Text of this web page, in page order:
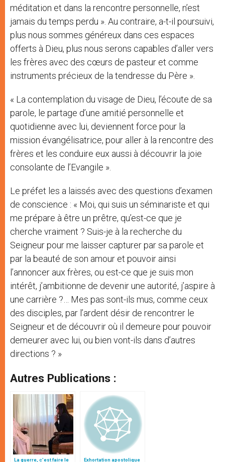
méditation et dans la rencontre personnelle, n’est
jamais du temps perdu ». Au contraire, a-t-il poursuivi,
plus nous sommes généreux dans ces espaces
offerts à Dieu, plus nous serons capables d’aller vers
les frères avec des cœurs de pasteur et comme
instruments précieux de la tendresse du Père ».
« La contemplation du visage de Dieu, l’écoute de sa
parole, le partage d’une amitié personnelle et
quotidienne avec lui, deviennent force pour la
mission évangélisatrice, pour aller à la rencontre des
frères et les conduire eux aussi à découvrir la joie
consolante de l’Evangile ».
Le préfet les a laissés avec des questions d’examen
de conscience : « Moi, qui suis un séminariste et qui
me prépare à être un prêtre, qu’est-ce que je
cherche vraiment ? Suis-je à la recherche du
Seigneur pour me laisser capturer par sa parole et
par la beauté de son amour et pouvoir ainsi
l’annoncer aux frères, ou est-ce que je suis mon
intérêt, j’ambitionne de devenir une autorité, j’aspire à
une carrière ?… Mes pas sont-ils mus, comme ceux
des disciples, par l’ardent désir de rencontrer le
Seigneur et de découvrir où il demeure pour pouvoir
demeurer avec lui, ou bien vont-ils dans d’autres
directions ? »
Autres Publications :
La guerre, c’est faire le Exhortation apostolique